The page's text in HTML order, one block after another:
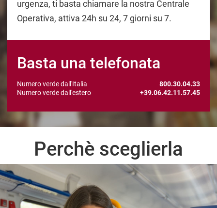
urgenza, ti basta chiamare la nostra Centrale
Operativa, attiva 24h su 24, 7 giorni su 7.
Basta una telefonata
Numero verde dall'Italia
800.30.04.33
Numero verde dall'estero
+39.06.42.11.57.45
Perchè sceglierla